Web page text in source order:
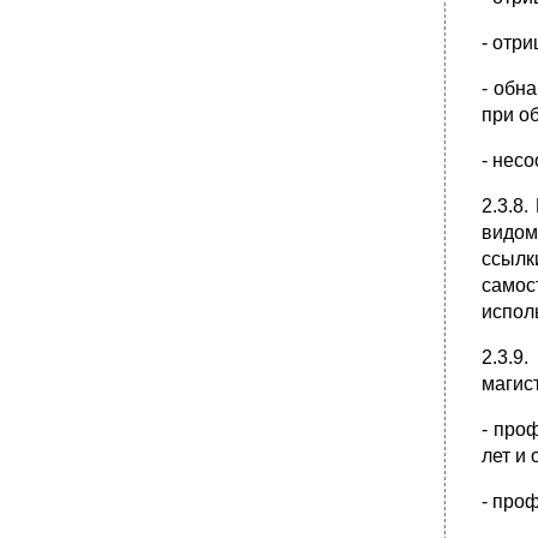
-
-
при
-
2.3.8.
-
лет и
-